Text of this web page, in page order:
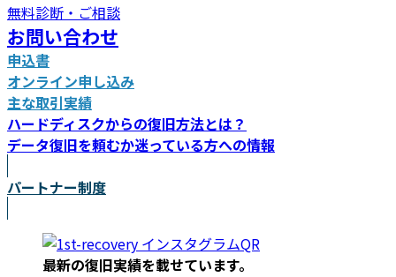
無料診断・ご相談
お問い合わせ
申込書
オンライン申し込み
主な取引実績
ハードディスクからの復旧方法とは？
データ復旧を頼むか迷っている方への情報
パートナー制度
最新の復旧実績を載せています。